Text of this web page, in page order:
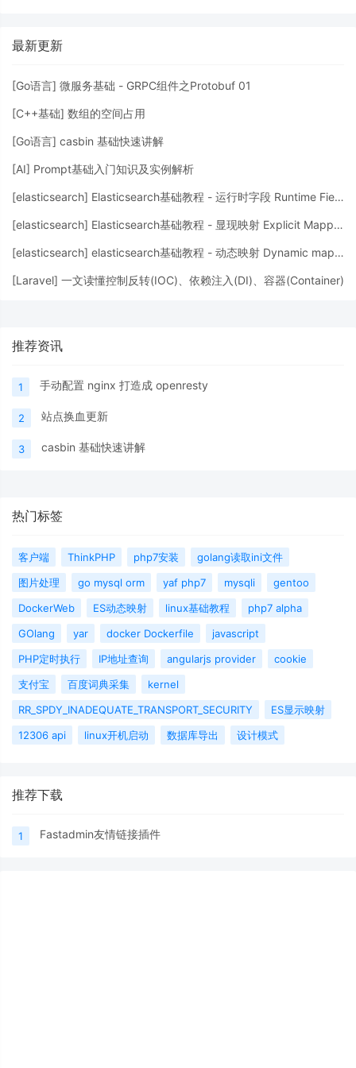
最新更新
[Go语言] 微服务基础 - GRPC组件之Protobuf 01
[C++基础] 数组的空间占用
[Go语言] casbin 基础快速讲解
[AI] Prompt基础入门知识及实例解析
[elasticsearch] Elasticsearch基础教程 - 运行时字段 Runtime Fields
[elasticsearch] Elasticsearch基础教程 - 显现映射 Explicit Mapping
[elasticsearch] elasticsearch基础教程 - 动态映射 Dynamic mapping
[Laravel] 一文读懂控制反转(IOC)、依赖注入(DI)、容器(Container)
推荐资讯
1 手动配置 nginx 打造成 openresty
2 站点换血更新
3 casbin 基础快速讲解
热门标签
客户端 ThinkPHP php7安装
golang读取ini文件
图片处理
go mysql orm yaf php7 mysqli
gentoo
DockerWeb
ES动态映射 linux基础教程
php7 alpha
GOlang
yar docker Dockerfile
javascript
PHP定时执行
IP地址查询 angularjs provider
cookie
支付宝
百度词典采集
kernel
RR_SPDY_INADEQUATE_TRANSPORT_SECURITY
ES显示映射
12306 api
linux开机启动 数据库导出 设计模式
推荐下载
1 Fastadmin友情链接插件